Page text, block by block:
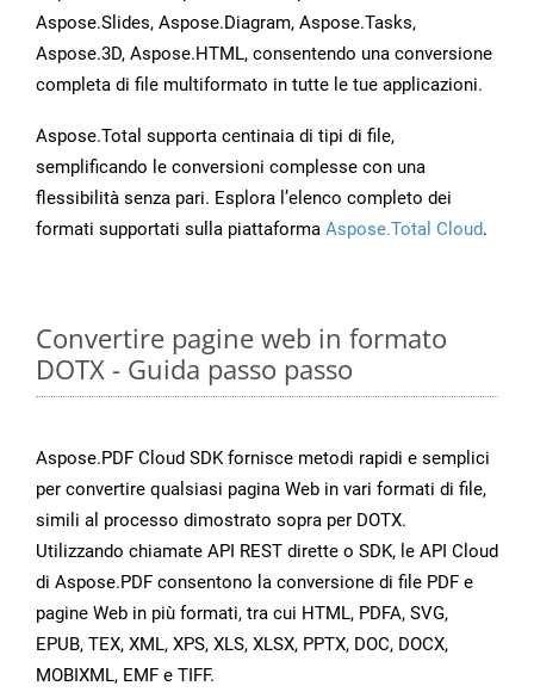
Aspose.Slides, Aspose.Diagram, Aspose.Tasks,
Aspose.3D, Aspose.HTML, consentendo una conversione
completa di file multiformato in tutte le tue applicazioni.
Aspose.Total supporta centinaia di tipi di file,
semplificando le conversioni complesse con una
flessibilità senza pari. Esplora l’elenco completo dei
formati supportati sulla piattaforma Aspose.Total Cloud.
Convertire pagine web in formato
DOTX - Guida passo passo
Aspose.PDF Cloud SDK fornisce metodi rapidi e semplici
per convertire qualsiasi pagina Web in vari formati di file,
simili al processo dimostrato sopra per DOTX.
Utilizzando chiamate API REST dirette o SDK, le API Cloud
di Aspose.PDF consentono la conversione di file PDF e
pagine Web in più formati, tra cui HTML, PDFA, SVG,
EPUB, TEX, XML, XPS, XLS, XLSX, PPTX, DOC, DOCX,
MOBIXML, EMF e TIFF.